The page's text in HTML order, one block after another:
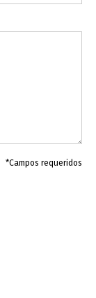
*Campos requeridos